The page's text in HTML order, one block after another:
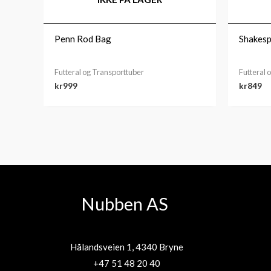
Penn Rod Bag
Futteral og Transporttuber
kr999
Futteral
kr849
Nubben AS
Hålandsveien 1, 4340 Bryne
+47 51 48 20 40